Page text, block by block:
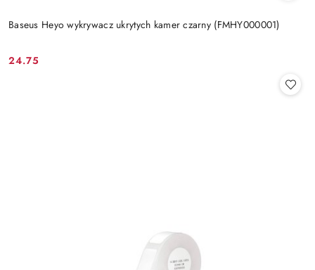
Baseus Heyo wykrywacz ukrytych kamer czarny (FMHY000001)
Cena:
24.75